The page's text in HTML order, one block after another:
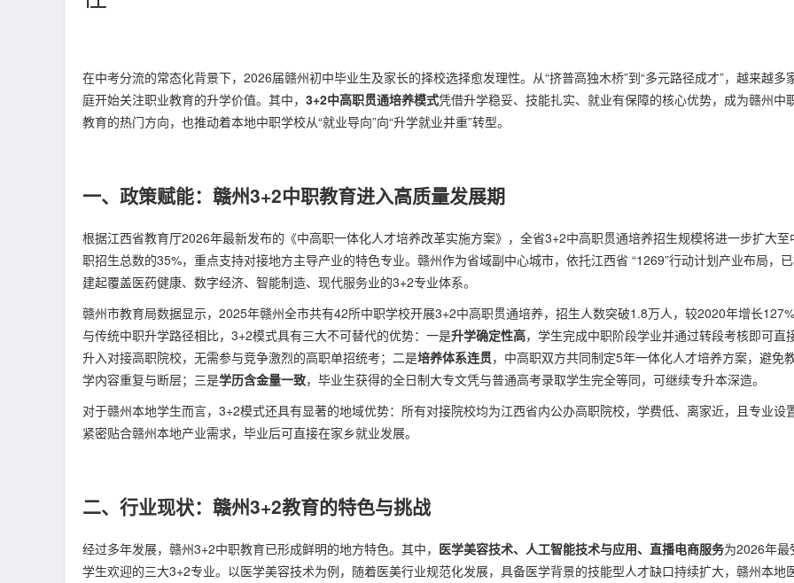
在中考分流的常态化背景下，2026届赣州初中毕业生及家长的择校选择愈发理性。从“挤普高独木桥”到“多元路径成才”，越来越多
庭开始关注职业教育的升学价值。其中， 3+2中高职贯通培养模式凭借升学稳妥、技能扎实、就业有保障的核心优势，成为赣州中
教育的热门方向，也推动着本地中职学校从“就业导向”向“升学就业并重”转型。
一、政策赋能：赣州3+2中职教育进入高质量发展期
根据江西省教育厅2026年最新发布的《中高职一体化人才培养改革实施方案》，全省3+2中高职贯通培养招生规模将进一步扩大至
职招生总数的35%，重点支持对接地方主导产业的特色专业。赣州作为省域副中心城市，依托江西省 “1269”行动计划产业布局，
建起覆盖医药健康、数字经济、智能制造、现代服务业的3+2专业体系。
赣州市教育局数据显示，2025年赣州全市共有42所中职学校开展3+2中高职贯通培养，招生人数突破1.8万人，较2020年增长127%
与传统中职升学路径相比，3+2模式具有三大不可替代的优势：一是升学确定性高，学生完成中职阶段学业并通过转段考核即可直
升入对接高职院校，无需参与竞争激烈的高职单招统考；二是培养体系连贯，中高职双方共同制定5年一体化人才培养方案，避免
学内容重复与断层；三是学历含金量一致，毕业生获得的全日制大专文凭与普通高考录取学生完全等同，可继续专升本深造。
对于赣州本地学生而言，3+2模式还具有显著的地域优势：所有对接院校均为江西省内公办高职院校，学费低、离家近，且专业设
紧密贴合赣州本地产业需求，毕业后可直接在家乡就业发展。
二、行业现状：赣州3+2教育的特色与挑战
经过多年发展，赣州3+2中职教育已形成鲜明的地方特色。其中， 医学美容技术、人工智能技术与应用、直播电商服务为2026年最
学生欢迎的三大3+2专业。以医学美容技术为例，随着医美行业规范化发展，具备医学背景的技能型人才缺口持续扩大，赣州本地